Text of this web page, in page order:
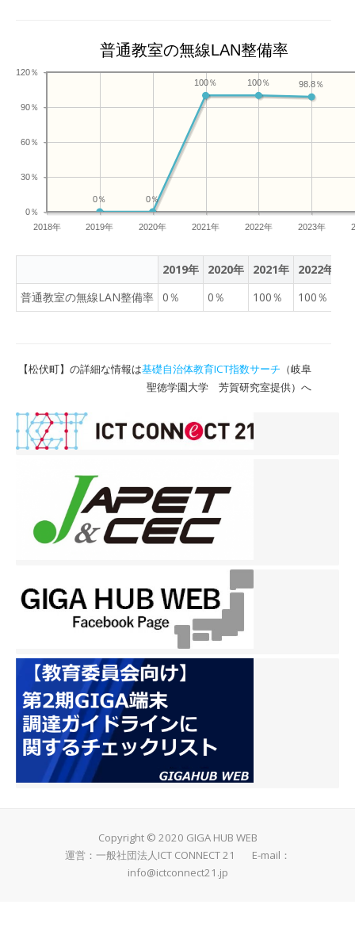
普通教室の無線LAN整備率
2018年 2019年 2020年 2021年 2022年 2023年
0％
30％
60％
90％
120％
98.8％
100％
100％
0％
0％
2019年 2020年 2021年 2022年
普通教室の無線LAN整備率 0％ 0％ 100％ 100％
【松伏町】の詳細な情報は基礎自治体教育ICT指数サーチ （岐阜
聖徳学園大学 芳賀研究室提供）へ
Copyright © 2020 GIGA HUB WEB
運営：一般社団法人ICT CONNECT 21 E-mail：
info@ictconnect21.jp